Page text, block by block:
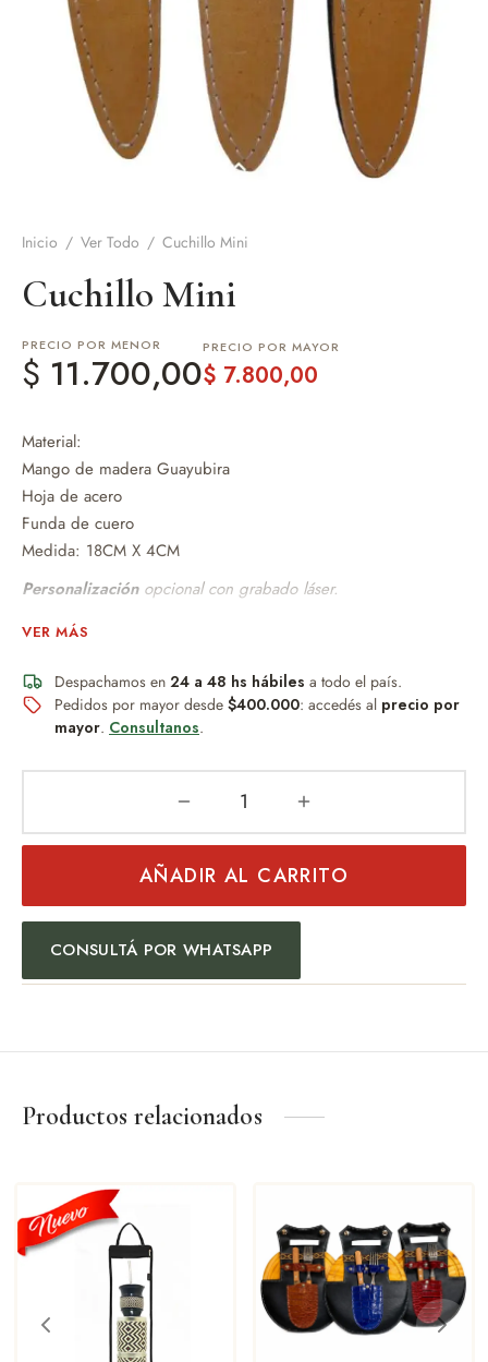
Inicio / Ver Todo / Cuchillo Mini
Cuchillo Mini
PRECIO POR MENOR
$ 11.700,00
PRECIO POR MAYOR
$ 7.800,00
Material:
Mango de madera Guayubira
Hoja de acero
Funda de cuero
Medida: 18CM X 4CM
Personalizaciónopcional con grabado láser.
Un detalle permanente, resistente al desgaste y al paso del
Ideal para:
Regalos empresariales.
Día del Padre.
Eventos corporativos.
Un obsequio útil, distinguido y con identidad argentina.
VER MÁS
Despachamos en 24 a 48 hs hábiles a todo el país.
Pedidos por mayor desde $400.000: accedés al precio por
mayor. Consultanos.
AÑADIR AL CARRITO
CONSULTÁ POR WHATSAPP
Productos relacionados
Asado y vino
y accesorios